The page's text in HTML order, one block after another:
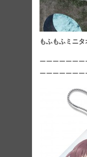
もふもふミニタ
ーーーーーー
ーーーーーー